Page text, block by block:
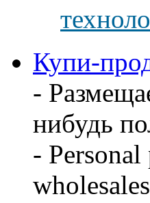
Купи-
-
нибудь
-